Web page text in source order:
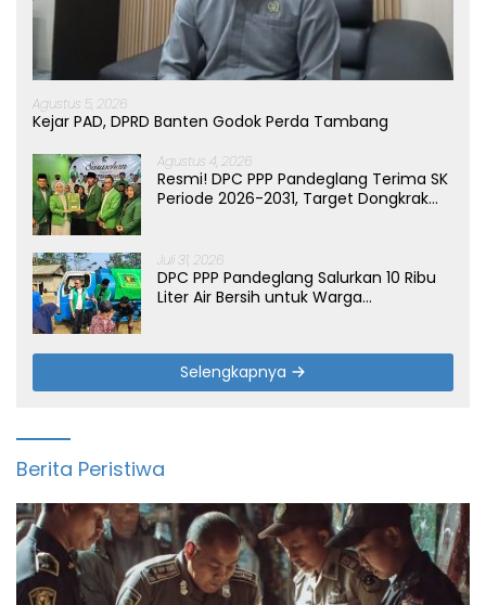
Agustus 5, 2026
Kejar PAD, DPRD Banten Godok Perda Tambang
Agustus 4, 2026
Resmi! DPC PPP Pandeglang Terima SK
Periode 2026-2031, Target Dongkrak
Juli 31, 2026
DPC PPP Pandeglang Salurkan 10 Ribu
Liter Air Bersih untuk Warga
Selengkapnya
Berita Peristiwa